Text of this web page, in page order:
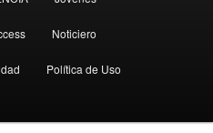
Noticiero
Política de Uso